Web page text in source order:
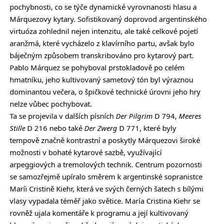
pochybnosti, co se týče dynamické vyrovnanosti hlasu a
Márquezovy kytary. Sofistikovaný doprovod argentinského
virtuóza zohlednil nejen intenzitu, ale také celkové pojetí
aranžmá, které vycházelo z klavírního partu, avšak bylo
báječným způsobem transkribováno pro kytarový part.
Pablo Márquez se pohyboval prstokladově po celém
hmatníku, jeho kultivovaný sametový tón byl výraznou
dominantou večera, o špičkové technické úrovni jeho hry
nelze vůbec pochybovat.
Ta se projevila v dalších písních Der Pilgrim D 794, Meeres
Stille D 216 nebo také Der Zwerg D 771, které byly
tempově značně kontrastní a poskytly Márquezovi široké
možnosti v bohaté kytarové sazbě, využívající
arpeggiových a tremolových technik. Centrum pozornosti
se samozřejmě upíralo směrem k argentinské sopranistce
Maríi Cristině Kiehr, která ve svých černých šatech s bílými
vlasy vypadala téměř jako světice. María Cristina Kiehr se
rovněž ujala komentáře k programu a její kultivovaný